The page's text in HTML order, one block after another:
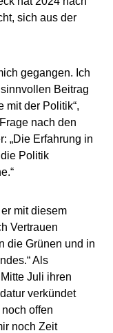
sich aus der
gegangen. Ich
Beitrag
mit der Politik“,
nach den
„Die Erfahrung in
Politik
mit diesem
Vertrauen
die Grünen und in
Als
Juli ihren
verkündet
offen
noch Zeit